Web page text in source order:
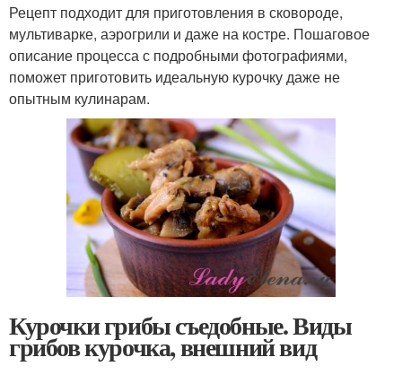
Рецепт подходит для приготовления в сковороде,
мультиварке, аэрогрили и даже на костре. Пошаговое
описание процесса с подробными фотографиями,
поможет приготовить идеальную курочку даже не
опытным кулинарам.
Курочки грибы съедобные. Виды
грибов курочка, внешний вид